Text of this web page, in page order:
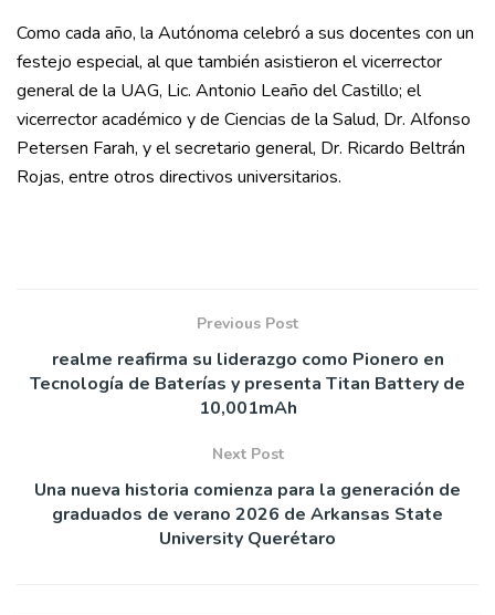
Como cada año, la Autónoma celebró a sus docentes con un
festejo especial, al que también asistieron el vicerrector
general de la UAG, Lic. Antonio Leaño del Castillo; el
vicerrector académico y de Ciencias de la Salud, Dr. Alfonso
Petersen Farah, y el secretario general, Dr. Ricardo Beltrán
Rojas, entre otros directivos universitarios.
Previous Post
realme reafirma su liderazgo como Pionero en
Tecnología de Baterías y presenta Titan Battery de
10,001mAh
Next Post
Una nueva historia comienza para la generación de
graduados de verano 2026 de Arkansas State
University Querétaro